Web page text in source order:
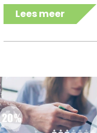
Lees meer